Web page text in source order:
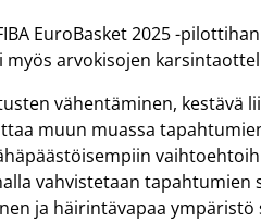
EuroBasket 2025 -
arvokisojen
vähentäminen, kestävä
muun muassa
vahvistetaan tapahtumien
ja häirintävapaa ympäristö